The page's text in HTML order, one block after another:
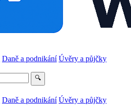
Daně a podnikání Úvěry a půjčky
🔍
Daně a podnikání Úvěry a půjčky